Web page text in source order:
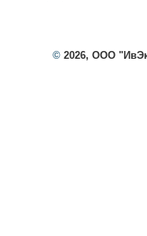
©2026, ООО